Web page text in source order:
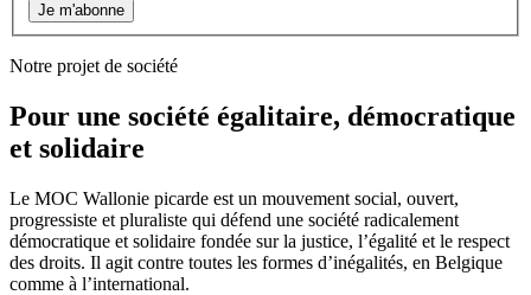
Je m'abonne
Notre projet de société
Pour une société égalitaire, démocratique
et solidaire
Le MOC Wallonie picarde est un mouvement social, ouvert,
progressiste et pluraliste qui défend une société radicalement
démocratique et solidaire fondée sur la justice, l’égalité et le respect
des droits. Il agit contre toutes les formes d’inégalités, en Belgique
comme à l’international.